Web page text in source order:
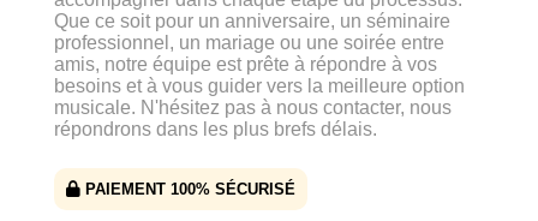
Que ce soit pour un anniversaire, un séminaire
professionnel, un mariage ou une soirée entre
amis, notre équipe est prête à répondre à vos
besoins et à vous guider vers la meilleure option
musicale. N'hésitez pas à nous contacter, nous
répondrons dans les plus brefs délais.
PAIEMENT 100% SÉCURISÉ